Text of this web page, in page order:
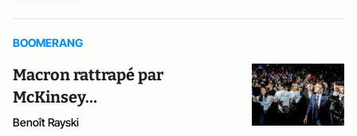
BOOMERANG
Macron rattrapé par
McKinsey…
Benoît Rayski